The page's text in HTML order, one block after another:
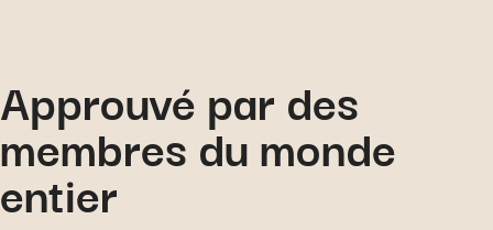
Approuvé par des
membres du monde
entier